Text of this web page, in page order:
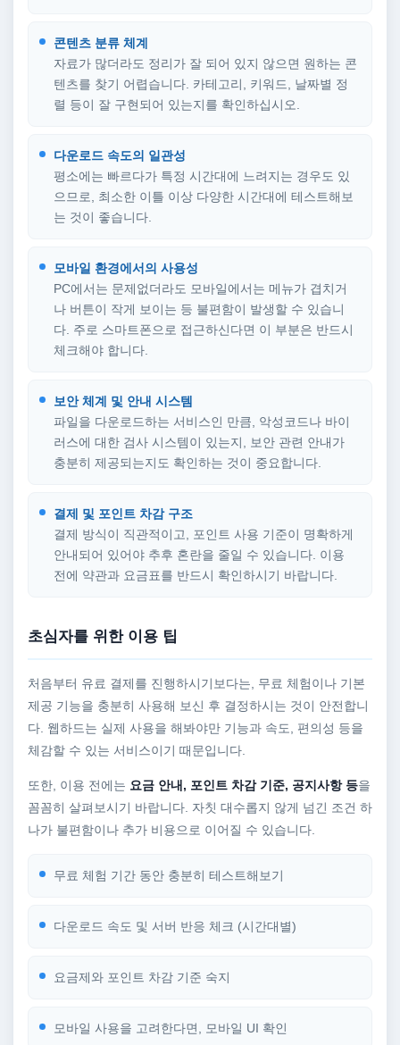
콘텐츠 분류 체계
자료가 많더라도 정리가 잘 되어 있지 않으면 원하는 콘
텐츠를 찾기 어렵습니다. 카테고리, 키워드, 날짜별 정
렬 등이 잘 구현되어 있는지를 확인하십시오.
다운로드 속도의 일관성
평소에는 빠르다가 특정 시간대에 느려지는 경우도 있
으므로, 최소한 이틀 이상 다양한 시간대에 테스트해보
는 것이 좋습니다.
모바일 환경에서의 사용성
PC에서는 문제없더라도 모바일에서는 메뉴가 겹치거
나 버튼이 작게 보이는 등 불편함이 발생할 수 있습니
다. 주로 스마트폰으로 접근하신다면 이 부분은 반드시
체크해야 합니다.
보안 체계 및 안내 시스템
파일을 다운로드하는 서비스인 만큼, 악성코드나 바이
러스에 대한 검사 시스템이 있는지, 보안 관련 안내가
충분히 제공되는지도 확인하는 것이 중요합니다.
결제 및 포인트 차감 구조
결제 방식이 직관적이고, 포인트 사용 기준이 명확하게
안내되어 있어야 추후 혼란을 줄일 수 있습니다. 이용
전에 약관과 요금표를 반드시 확인하시기 바랍니다.
초심자를 위한 이용 팁
처음부터 유료 결제를 진행하시기보다는, 무료 체험이나 기본
제공 기능을 충분히 사용해 보신 후 결정하시는 것이 안전합니
다. 웹하드는 실제 사용을 해봐야만 기능과 속도, 편의성 등을
체감할 수 있는 서비스이기 때문입니다.
또한, 이용 전에는 요금 안내, 포인트 차감 기준, 공지사항 등을
꼼꼼히 살펴보시기 바랍니다. 자칫 대수롭지 않게 넘긴 조건 하
나가 불편함이나 추가 비용으로 이어질 수 있습니다.
무료 체험 기간 동안 충분히 테스트해보기
다운로드 속도 및 서버 반응 체크 (시간대별)
요금제와 포인트 차감 기준 숙지
모바일 사용을 고려한다면, 모바일 UI 확인